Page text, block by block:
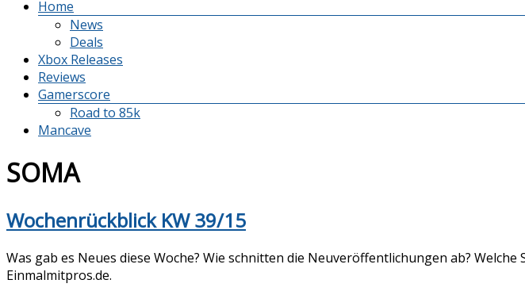
Home
News
Deals
Xbox Releases
Reviews
Gamerscore
Road to 85k
Mancave
SOMA
Wochenrückblick KW 39/15
Was gab es Neues diese Woche? Wie schnitten die Neuveröffentlichungen ab?
Einmalmitpros.de.